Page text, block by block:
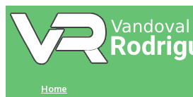
Skip
to
content
Home